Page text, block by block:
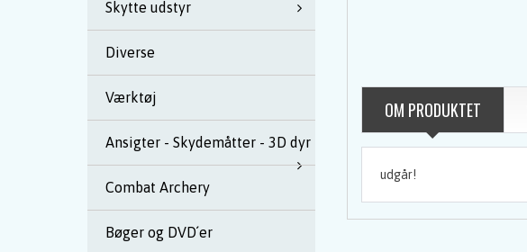
Skytte udstyr
Diverse
Værktøj
Ansigter - Skydemåtter - 3D dyr
Combat Archery
Bøger og DVD´er
OM PRODUKTET
udgår!